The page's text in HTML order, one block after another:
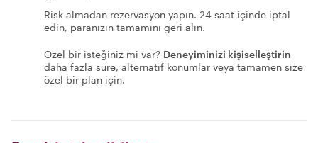
Risk almadan rezervasyon yapın. 24 saat içinde iptal
edin, paranızın tamamını geri alın.
Özel bir isteğiniz mi var? Deneyiminizi kişiselleştirin
daha fazla süre, alternatif konumlar veya tamamen size
özel bir plan için.